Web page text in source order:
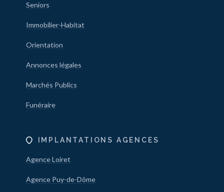
Seniors
Immobilier-Habitat
Orientation
Annonces légales
Marchés Publics
Funéraire
IMPLANTATIONS AGENCES
Agence Loiret
Agence Puy-de-Dôme